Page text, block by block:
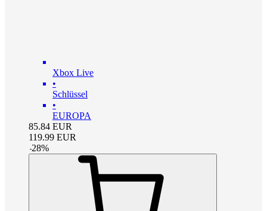
Xbox Live
•
Schlüssel
•
EUROPA
85.84 EUR
119.99 EUR
-28%